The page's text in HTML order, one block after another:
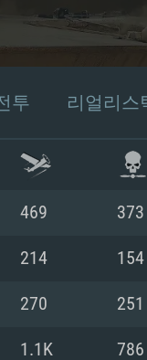
투 리얼리스
469 373
214 154
270 251
1.1K 786